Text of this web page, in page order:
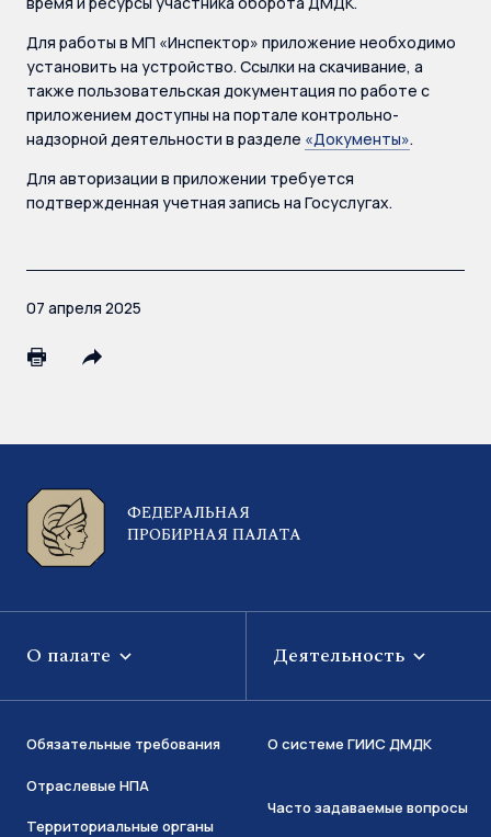
Для работы в МП «Инспектор» приложение необходимо
установить на устройство. Ссылки на скачивание, а
также пользовательская документация по работе с
приложением доступны на портале контрольно-
надзорной деятельности в разделе «Документы».
Для авторизации в приложении требуется
подтвержденная учетная запись на Госуслугах.
07 апреля 2025
ФЕДЕРАЛЬНАЯ
ПРОБИРНАЯ ПАЛАТА
О палате Деятельность
Обязательные требования
Отраслевые НПА
Территориальные органы
О системе ГИИС ДМДК
Часто задаваемые вопросы